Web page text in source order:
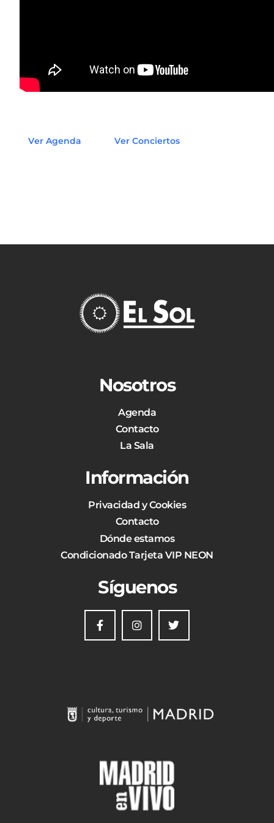
Ver Agenda Ver Conciertos
Nosotros
Agenda
Contacto
La Sala
Información
Privacidad y Cookies
Contacto
Dónde estamos
Condicionado Tarjeta VIP NEON
Síguenos